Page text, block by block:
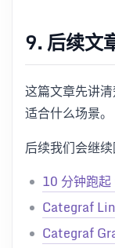
9. 后续文
这篇文章先讲
适合什么场景。
后续我们会继续
10 分钟跑
Categraf
Categraf